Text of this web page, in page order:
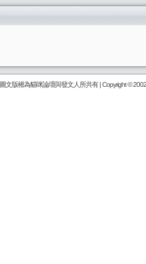
圖文版權為貓咪論壇與發文人所共有 | Copyright ©